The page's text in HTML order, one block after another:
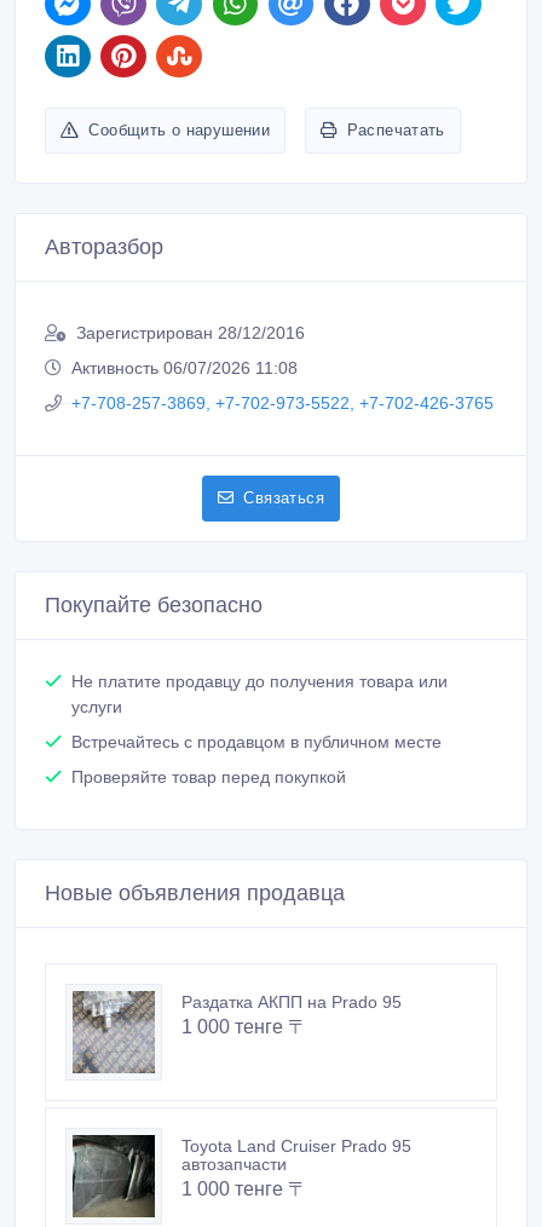
Сообщить о нарушении Распечатать
Авторазбор
Зарегистрирован 28/12/2016
Активность 06/07/2026 11:08
+7-708-257-3869, +7-702-973-5522, +7-702-426-3765
Связаться
Покупайте безопасно
Не платите продавцу до получения товара или
услуги
Встречайтесь с продавцом в публичном месте
Проверяйте товар перед покупкой
Новые объявления продавца
Раздатка АКПП на Prado 95
1 000 тенге 〒
Toyota Land Cruiser Prado 95
автозапчасти
1 000 тенге 〒